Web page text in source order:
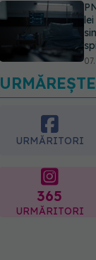
URMĂRITORI
365
URMĂRITORI